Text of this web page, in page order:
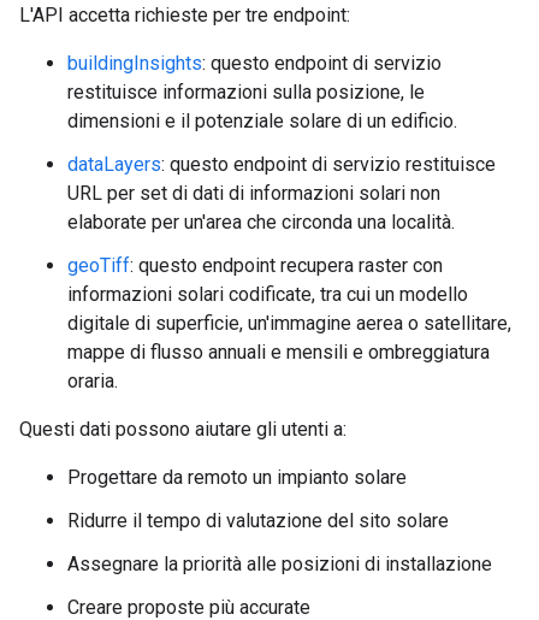
L'API accetta richieste per tre endpoint:
buildingInsights: questo endpoint di servizio
restituisce informazioni sulla posizione, le
dimensioni e il potenziale solare di un edificio.
dataLayers: questo endpoint di servizio restituisce
URL per set di dati di informazioni solari non
elaborate per un'area che circonda una località.
geoTiff: questo endpoint recupera raster con
informazioni solari codificate, tra cui un modello
digitale di superficie, un'immagine aerea o satellitare,
mappe di flusso annuali e mensili e ombreggiatura
oraria.
Questi dati possono aiutare gli utenti a:
Progettare da remoto un impianto solare
Ridurre il tempo di valutazione del sito solare
Assegnare la priorità alle posizioni di installazione
Creare proposte più accurate